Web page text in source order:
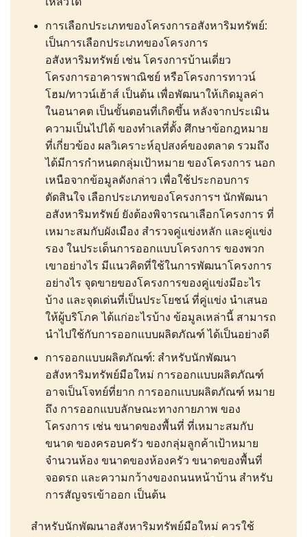
การเลือกประเภทของโครงการอสังหาริมทรัพย์:
เป็นการเลือกประเภทของโครงการ
อสังหาริมทรัพย์ เช่น โครงการบ้านเดี่ยว
โครงการอาคารพาณิชย์ หรือโครงการทาวน์
โฮม/ทาวน์เฮ้าส์ เป็นต้น เพื่อพัฒนาให้เกิดมูลค่า
ในอนาคต เป็นขั้นตอนที่เกิดขึ้น หลังจากประเมิน
ความเป็นไปได้ ของทำเลที่ตั้ง ศึกษาข้อกฎหมาย
ที่เกี่ยวข้อง ผลวิเคราะห์อุปสงค์ของตลาด รวมถึง
ได้มีการกำหนดกลุ่มเป้าหมาย ของโครงการ นอก
เหนือจากข้อมูลดังกล่าว เพื่อใช้ประกอบการ
ตัดสินใจ เลือกประเภทของโครงการฯ นักพัฒนา
อสังหาริมทรัพย์ ยังต้องพิจารณาเลือกโครงการ ที่
เหมาะสมกับผังเมือง สำรวจคู่แข่งหลัก และคู่แข่ง
รอง ในประเด็นการออกแบบโครงการ ของพวก
เขาอย่างไร มีแนวคิดที่ใช้ในการพัฒนาโครงการ
อย่างไร จุดขายของโครงการของคู่แข่งมีอะไร
บ้าง และจุดเด่นที่เป็นประโยชน์ ที่คู่แข่ง นำเสนอ
ให้ผู้บริโภค ได้แก่อะไรบ้าง ข้อมูลเหล่านี้ สามารถ
นำไปใช้กับการออกแบบผลิตภัณฑ์ ได้เป็นอย่างดี
การออกแบบผลิตภัณฑ์: สำหรับนักพัฒนา
อสังหาริมทรัพย์มือใหม่ การออกแบบผลิตภัณฑ์
อาจเป็นโจทย์ที่ยาก การออกแบบผลิตภัณฑ์ หมาย
ถึง การออกแบบลักษณะทางกายภาพ ของ
โครงการ เช่น ขนาดของพื้นที่ ที่เหมาะสมกับ
ขนาด ของครอบครัว ของกลุ่มลูกค้าเป้าหมาย
จำนวนห้อง ขนาดของห้องครัว ขนาดของพื้นที่
จอดรถ และความกว้างของถนนหน้าบ้าน สำหรับ
การสัญจรเข้าออก เป็นต้น
สำหรับนักพัฒนาอสังหาริมทรัพย์มือใหม่ ควรใช้